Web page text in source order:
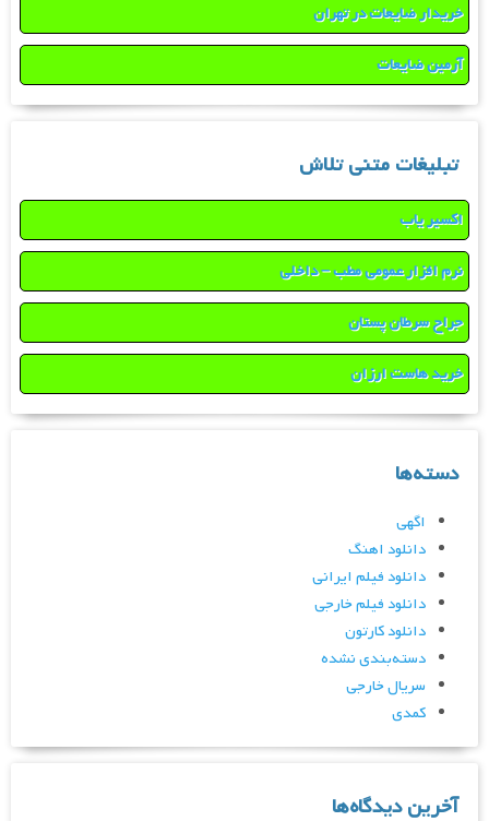
خریدار ضایعات در تهران
آرمین ضایعات
تبلیغات متنی تلاش
اکسیر یاب
نرم افزار عمومی مطب – داخلی
جراح سرطان پستان
خرید هاست ارزان
دسته‌ها
اگهی
دانلود اهنگ
دانلود فیلم ایرانی
دانلود فیلم خارجی
دانلود کارتون
دسته‌بندی نشده
سریال خارجی
کمدی
آخرین دیدگاه‌ها